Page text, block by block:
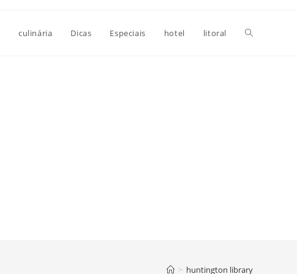
culinária Dicas Especiais hotel litoral Alternar
> huntington library